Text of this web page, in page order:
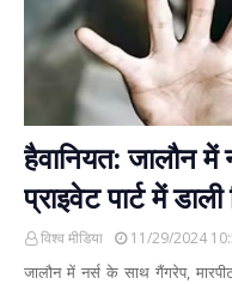
हैवानियत: जालौन
प्राइवेट पार्ट में डाली
विश्व मीडिया 11/29/2024
जालौन में नर्स के साथ गैंगरेप,